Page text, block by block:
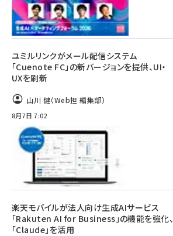
ユミルリンクがメール配信システム
「Cuenote FC」の新バージョンを提供、UI・
UXを刷新
山川 健（Web担 編集部）
8月7日 7:02
楽天モバイルが法人向け生成AIサービス
「Rakuten AI for Business」の機能を強化、
「Claude」を活用